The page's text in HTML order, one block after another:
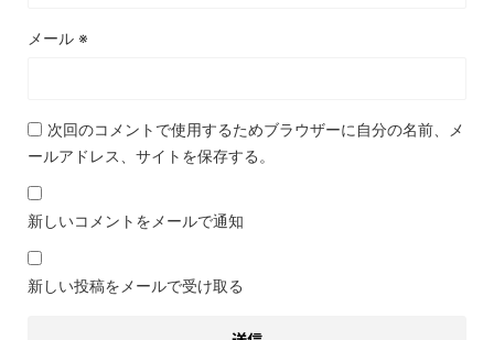
メール ※
次回のコメントで使用するためブラウザーに自分の名前、メ
ールアドレス、サイトを保存する。
新しいコメントをメールで通知
新しい投稿をメールで受け取る